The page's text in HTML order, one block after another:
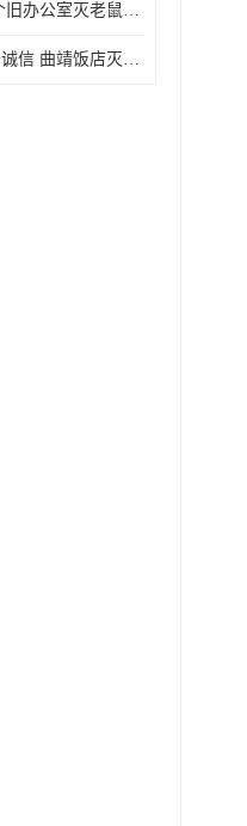
造福社会 个旧办公室灭老鼠价格
公司致力于诚信 曲靖饭店灭老鼠